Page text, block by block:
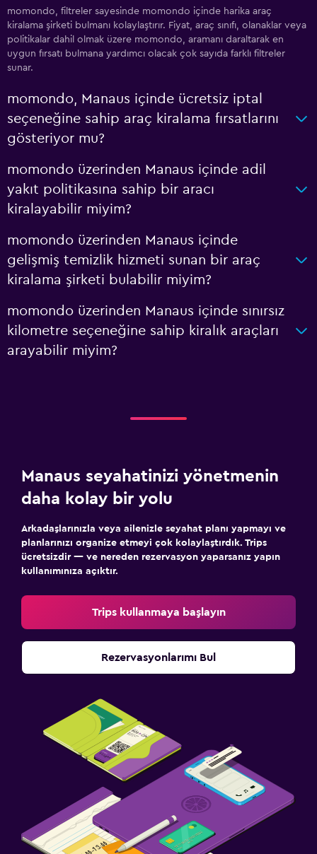
momondo, filtreler sayesinde momondo içinde harika araç
kiralama şirketi bulmanı kolaylaştırır. Fiyat, araç sınıfı, olanaklar veya
politikalar dahil olmak üzere momondo, aramanı daraltarak en
uygun fırsatı bulmana yardımcı olacak çok sayıda farklı filtreler
sunar.
momondo, Manaus içinde ücretsiz iptal
seçeneğine sahip araç kiralama fırsatlarını
gösteriyor mu?
momondo üzerinden Manaus içinde adil
yakıt politikasına sahip bir aracı
kiralayabilir miyim?
momondo üzerinden Manaus içinde
gelişmiş temizlik hizmeti sunan bir araç
kiralama şirketi bulabilir miyim?
momondo üzerinden Manaus içinde sınırsız
kilometre seçeneğine sahip kiralık araçları
arayabilir miyim?
Manaus seyahatinizi yönetmenin
daha kolay bir yolu
Arkadaşlarınızla veya ailenizle seyahat planı yapmayı ve
planlarınızı organize etmeyi çok kolaylaştırdık. Trips
ücretsizdir — ve nereden rezervasyon yaparsanız yapın
kullanımınıza açıktır.
Trips kullanmaya başlayın
Rezervasyonlarımı Bul